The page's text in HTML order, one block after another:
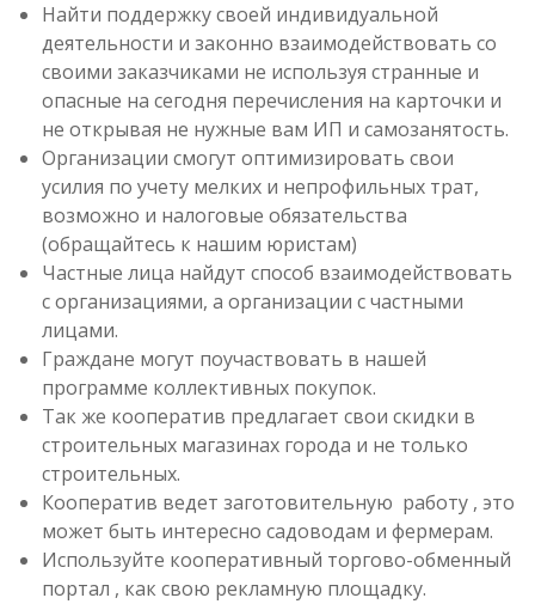
Найти поддержку своей индивидуальной
деятельности и законно взаимодействовать со
своими заказчиками не используя странные и
опасные на сегодня перечисления на карточки и
не открывая не нужные вам ИП и самозанятость.
Организации смогут оптимизировать свои
усилия по учету мелких и непрофильных трат,
возможно и налоговые обязательства
(обращайтесь к нашим юристам)
Частные лица найдут способ взаимодействовать
с организациями, а организации с частными
лицами.
Граждане могут поучаствовать в нашей
программе коллективных покупок.
Так же кооператив предлагает свои скидки в
строительных магазинах города и не только
строительных.
Кооператив ведет заготовительную работу , это
может быть интересно садоводам и фермерам.
Используйте кооперативный торгово-обменный
портал , как свою рекламную площадку.